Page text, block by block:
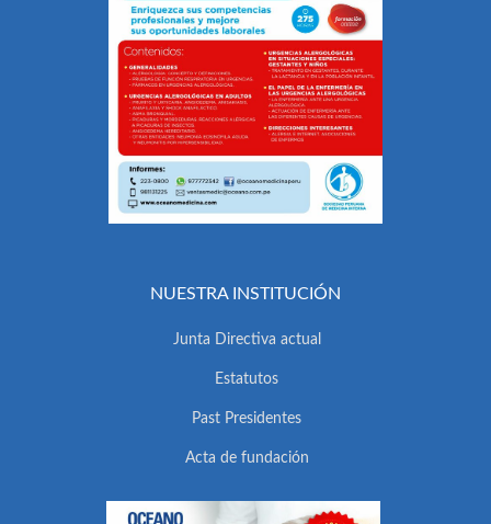
NUESTRA INSTITUCIÓN
Junta Directiva actual
Estatutos
Past Presidentes
Acta de fundación